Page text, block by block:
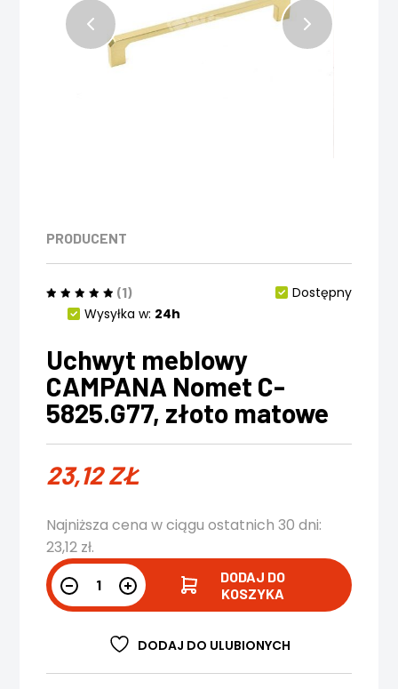
PRODUCENT
(1)
Dostępny
Wysyłka w: 24h
Uchwyt meblowy
CAMPANA Nomet C-
5825.G77, złoto matowe
23,12ZŁ
Najniższa cena w ciągu ostatnich 30 dni:
23,12 zł.
DODAJ DO
KOSZYKA
DODAJ DO ULUBIONYCH